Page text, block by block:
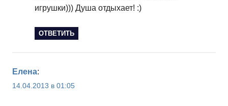
игрушки))) Душа отдыхает! :)
ОТВЕТИТЬ
Елена:
14.04.2013 в 01:05